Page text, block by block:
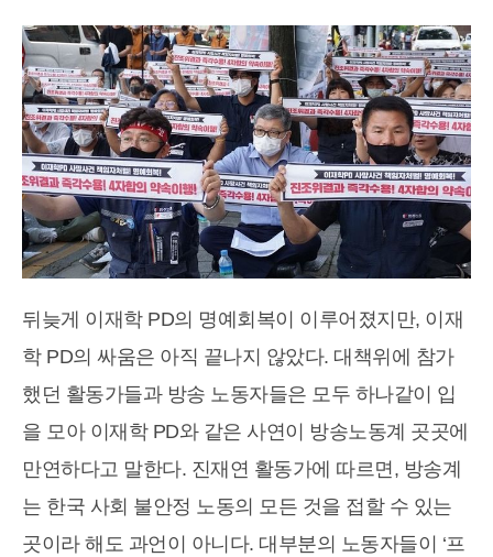
뒤늦게 이재학 PD의 명예회복이 이루어졌지만, 이재
학 PD의 싸움은 아직 끝나지 않았다. 대책위에 참가
했던 활동가들과 방송 노동자들은 모두 하나같이 입
을 모아 이재학 PD와 같은 사연이 방송노동계 곳곳에
만연하다고 말한다. 진재연 활동가에 따르면, 방송계
는 한국 사회 불안정 노동의 모든 것을 접할 수 있는
곳이라 해도 과언이 아니다. 대부분의 노동자들이 ‘프